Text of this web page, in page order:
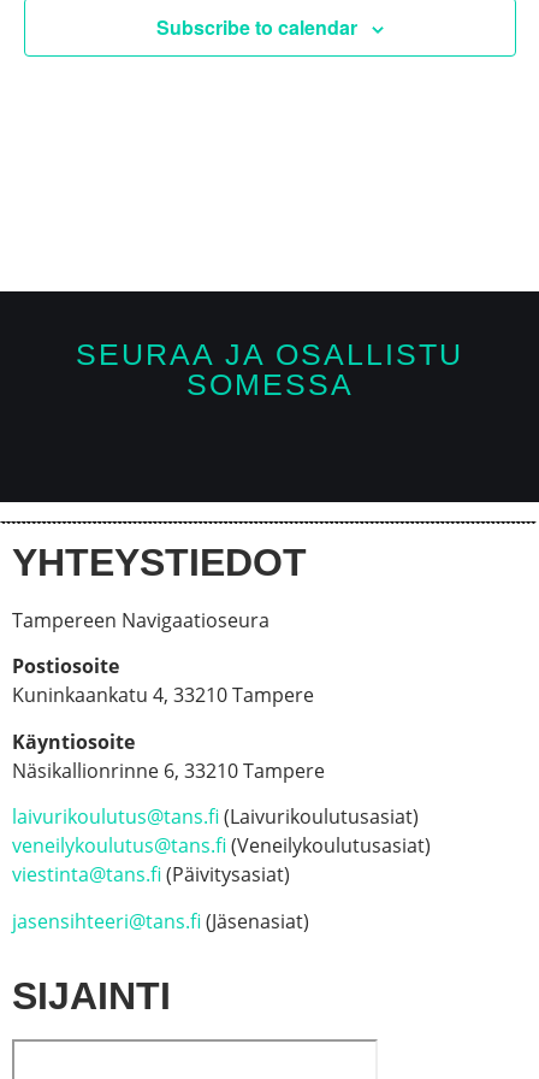
Subscribe to calendar
SEURAA JA OSALLISTU
SOMESSA
YHTEYSTIEDOT
Tampereen Navigaatioseura
Postiosoite
Kuninkaankatu 4, 33210 Tampere
Käyntiosoite
Näsikallionrinne 6, 33210 Tampere
laivurikoulutus@tans.fi(Laivurikoulutusasiat)
veneilykoulutus@tans.fi(Veneilykoulutusasiat)
viestinta@tans.fi(Päivitysasiat)
jasensihteeri@tans.fi(Jäsenasiat)
SIJAINTI